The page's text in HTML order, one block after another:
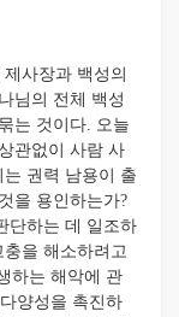
사장과 백성의
님의 전체 백성
는 것이다. 오늘
관없이 사람 사
권력 남용이 출
을 용인하는가?
단하는 데 일조하
을 해소하려고
하는 해악에 관
양성을 촉진하